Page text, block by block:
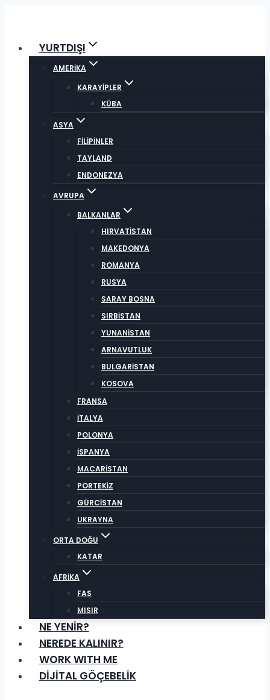
contentYURTDIŞI
AMERİKA
KARAYİPLER
KÜBA
ASYA
FİLİPİNLER
TAYLAND
ENDONEZYA
AVRUPA
BALKANLAR
HIRVATİSTAN
MAKEDONYA
ROMANYA
RUSYA
SARAY BOSNA
SIRBİSTAN
YUNANİSTAN
ARNAVUTLUK
BULGARİSTAN
KOSOVA
FRANSA
İTALYA
POLONYA
İSPANYA
MACARİSTAN
PORTEKİZ
GÜRCİSTAN
UKRAYNA
ORTA DOĞU
KATAR
AFRİKA
FAS
MISIR
NE YENİR?
NEREDE KALINIR?
WORK WITH ME
DİJİTAL GÖÇEBELİK